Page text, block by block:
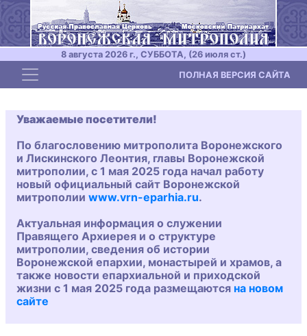
8 августа 2026 г., СУББОТА, (26 июля ст.)
Toggle navigation ПОЛНАЯ ВЕРСИЯ САЙТА
Уважаемые посетители!
По благословению митрополита Воронежского
и Лискинского Леонтия, главы Воронежской
митрополии, с 1 мая 2025 года начал работу
новый официальный сайт Воронежской
митрополии www.vrn-eparhia.ru.
Актуальная информация о служении
Правящего Архиерея и о структуре
митрополии, сведения об истории
Воронежской епархии, монастырей и храмов, а
также новости епархиальной и приходской
жизни с 1 мая 2025 года размещаются на новом
сайте